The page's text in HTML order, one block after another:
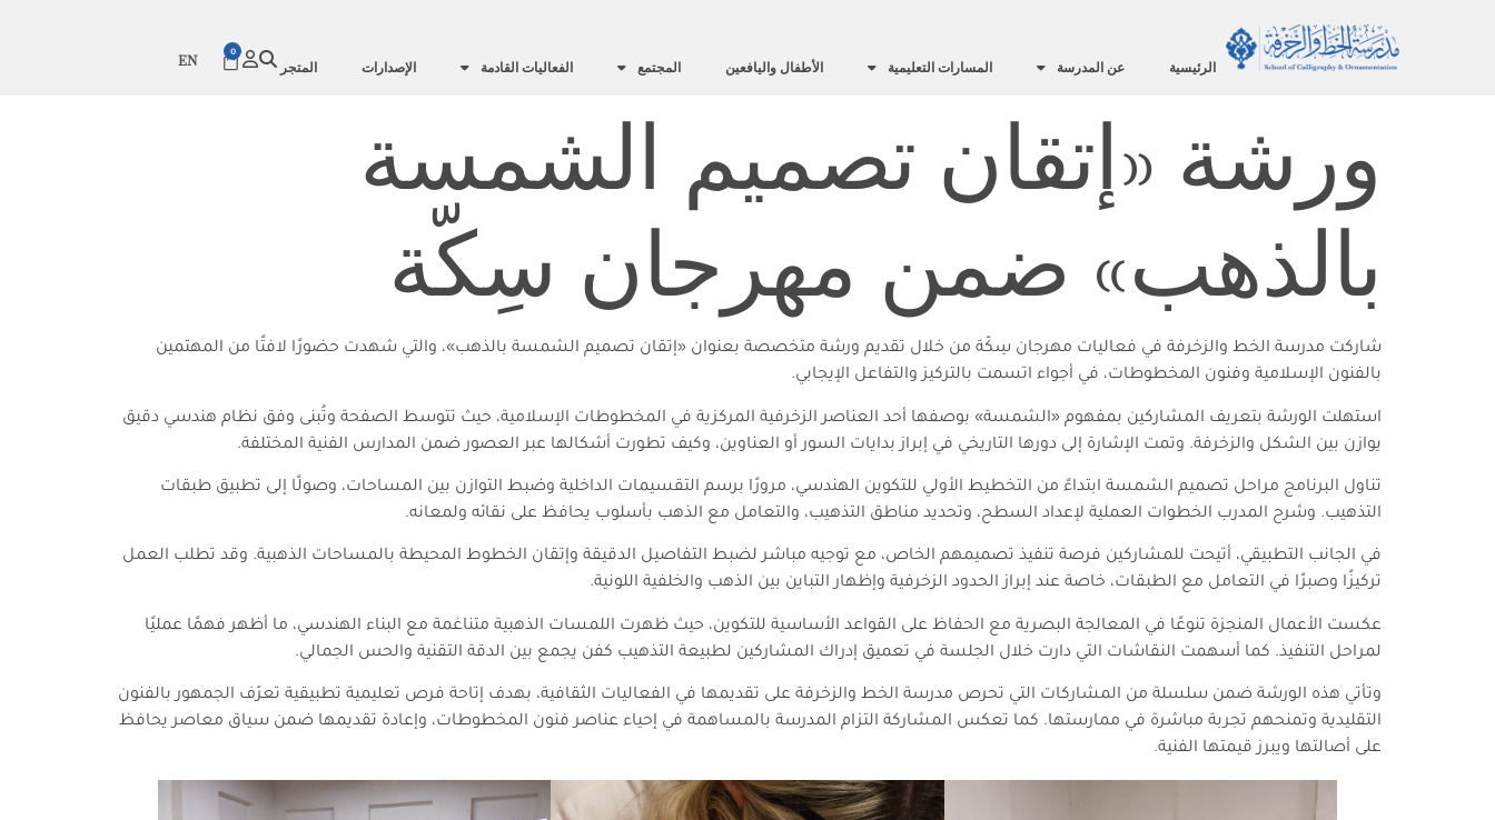
الرئيسية عن المدرسة المسارات التعليمية الأطفال واليافعين المجتمع الفعاليات القادمة الإصدارات المتجر
0
EN
ورشة «إتقان تصميم الشمسة
بالذهب» ضمن مهرجان سِكّة
شاركت مدرسة الخط والزخرفة في فعاليات مهرجان سِكّة من خلال تقديم ورشة متخصصة بعنوان «إتقان تصميم الشمسة بالذهب»، والتي شهدت حضورًا لافتًا من المهتمين
بالفنون الإسلامية وفنون المخطوطات، في أجواء اتسمت بالتركيز والتفاعل الإيجابي.
استهلت الورشة بتعريف المشاركين بمفهوم «الشمسة» بوصفها أحد العناصر الزخرفية المركزية في المخطوطات الإسلامية، حيث تتوسط الصفحة وتُبنى وفق نظام هندسي دقيق
يوازن بين الشكل والزخرفة. وتمت الإشارة إلى دورها التاريخي في إبراز بدايات السور أو العناوين، وكيف تطورت أشكالها عبر العصور ضمن المدارس الفنية المختلفة.
تناول البرنامج مراحل تصميم الشمسة ابتداءً من التخطيط الأولي للتكوين الهندسي، مرورًا برسم التقسيمات الداخلية وضبط التوازن بين المساحات، وصولًا إلى تطبيق طبقات
التذهيب. وشرح المدرب الخطوات العملية لإعداد السطح، وتحديد مناطق التذهيب، والتعامل مع الذهب بأسلوب يحافظ على نقائه ولمعانه.
في الجانب التطبيقي، أتيحت للمشاركين فرصة تنفيذ تصميمهم الخاص، مع توجيه مباشر لضبط التفاصيل الدقيقة وإتقان الخطوط المحيطة بالمساحات الذهبية. وقد تطلب العمل
تركيزًا وصبرًا في التعامل مع الطبقات، خاصة عند إبراز الحدود الزخرفية وإظهار التباين بين الذهب والخلفية اللونية.
عكست الأعمال المنجزة تنوعًا في المعالجة البصرية مع الحفاظ على القواعد الأساسية للتكوين، حيث ظهرت اللمسات الذهبية متناغمة مع البناء الهندسي، ما أظهر فهمًا عمليًا
لمراحل التنفيذ. كما أسهمت النقاشات التي دارت خلال الجلسة في تعميق إدراك المشاركين لطبيعة التذهيب كفن يجمع بين الدقة التقنية والحس الجمالي.
وتأتي هذه الورشة ضمن سلسلة من المشاركات التي تحرص مدرسة الخط والزخرفة على تقديمها في الفعاليات الثقافية، بهدف إتاحة فرص تعليمية تطبيقية تعرّف الجمهور بالفنون
التقليدية وتمنحهم تجربة مباشرة في ممارستها. كما تعكس المشاركة التزام المدرسة بالمساهمة في إحياء عناصر فنون المخطوطات، وإعادة تقديمها ضمن سياق معاصر يحافظ
على أصالتها ويبرز قيمتها الفنية.